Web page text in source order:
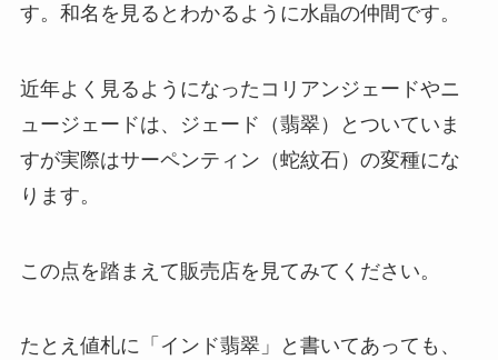
す。和名を見るとわかるように水晶の仲間です。
近年よく見るようになったコリアンジェードやニ
ュージェードは、ジェード（翡翠）とついていま
すが実際はサーペンティン（蛇紋石）の変種にな
ります。
この点を踏まえて販売店を見てみてください。
たとえ値札に「インド翡翠」と書いてあっても、